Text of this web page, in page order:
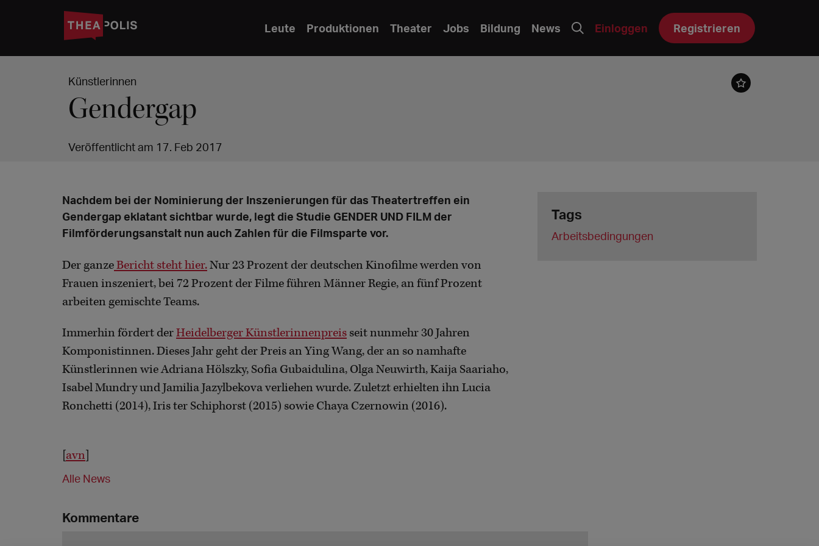
Leute Produktionen Theater Jobs Bildung News Einloggen Registrieren
Künstlerinnen
Gendergap
Veröffentlicht am 17. Feb 2017
Nachdem bei der Nominierung der Inszenierungen für das Theatertreffen ein
Gendergap eklatant sichtbar wurde, legt die Studie GENDER UND FILM der
Filmförderungsanstalt nun auch Zahlen für die Filmsparte vor.
Der ganzeBericht steht hier.Nur 23 Prozent der deutschen Kinofilme werden von
Frauen inszeniert, bei 72 Prozent der Filme führen Männer Regie, an fünf Prozent
arbeiten gemischte Teams.
Immerhin fördert derHeidelberger Künstlerinnenpreis seit nunmehr 30 Jahren
Komponistinnen. Dieses Jahr geht der Preis an Ying Wang, der an so namhafte
Künstlerinnen wie Adriana Hölszky, Sofia Gubaidulina, Olga Neuwirth, Kaija Saariaho,
Isabel Mundry und Jamilia Jazylbekova verliehen wurde. Zuletzt erhielten ihn Lucia
Ronchetti (2014), Iris ter Schiphorst (2015) sowie Chaya Czernowin (2016).
[avn]
Alle News
Tags
Arbeitsbedingungen
Kommentare